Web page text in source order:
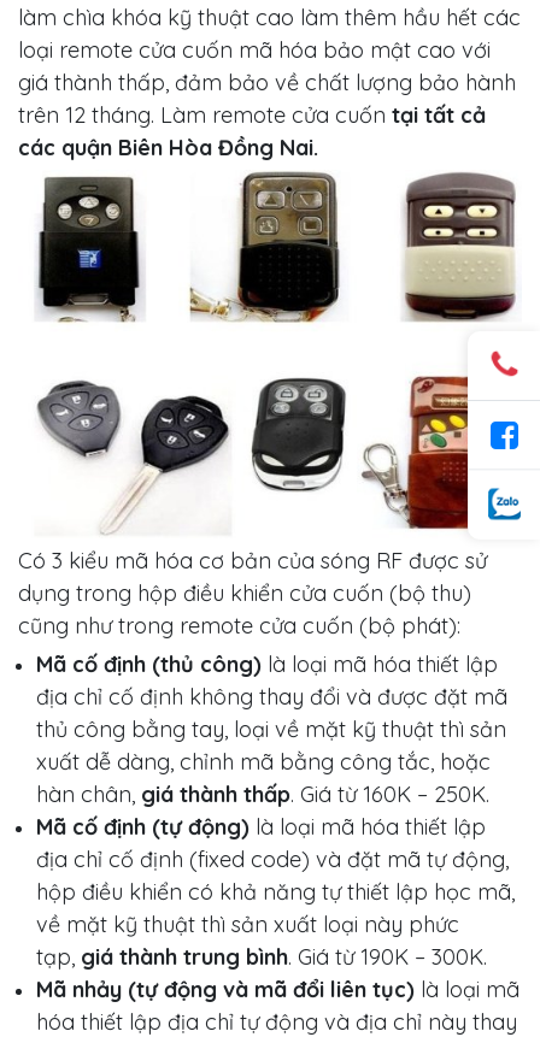
làm chìa khóa kỹ thuật cao làm thêm hầu hết các
loại remote cửa cuốn mã hóa bảo mật cao với
giá thành thấp, đảm bảo về chất lượng bảo hành
trên 12 tháng. Làm remote cửa cuốn tại tất cả
các quận Biên Hòa Đồng Nai.
Có 3 kiểu mã hóa cơ bản của sóng RF được sử
dụng trong hộp điều khiển cửa cuốn (bộ thu)
cũng như trong remote cửa cuốn (bộ phát):
Mã cố định (thủ công) là loại mã hóa thiết lập
địa chỉ cố định không thay đổi và được đặt mã
thủ công bằng tay, loại về mặt kỹ thuật thì sản
xuất dễ dàng, chỉnh mã bằng công tắc, hoặc
hàn chân, giá thành thấp. Giá từ 160K – 250K.
Mã cố định (tự động) là loại mã hóa thiết lập
địa chỉ cố định (fixed code) và đặt mã tự động,
hộp điều khiển có khả năng tự thiết lập học mã,
về mặt kỹ thuật thì sản xuất loại này phức
tạp, giá thành trung bình. Giá từ 190K – 300K.
Mã nhảy (tự động và mã đổi liên tục) là loại mã
hóa thiết lập địa chỉ tự động và địa chỉ này thay